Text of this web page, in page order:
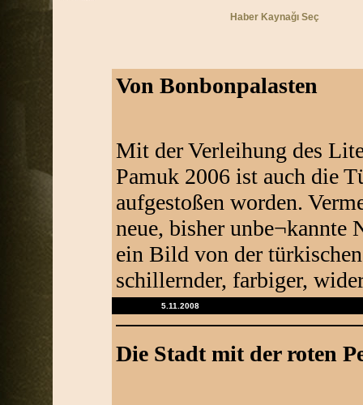
Haber Kaynağı Seç
Von Bonbonpalasten
Mit der Verleihung des
Pamuk 2006 ist auch die
aufgestoßen worden.
neue, bisher unbe¬kannte
ein Bild von der
schillernder, farbiger,
5.11.2008
Die Stadt mit der roten